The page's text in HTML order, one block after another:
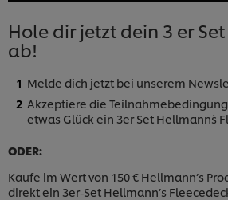
Hole dir jetzt dein 3 er
ab!
Melde dich jetzt bei unserem
Akzeptiere die
etwas Glück ein 3er Set Hellmann´s
ODER:
Kaufe im Wert von 150 € Hellmann’s
direkt ein 3er-Set Hellmann’s